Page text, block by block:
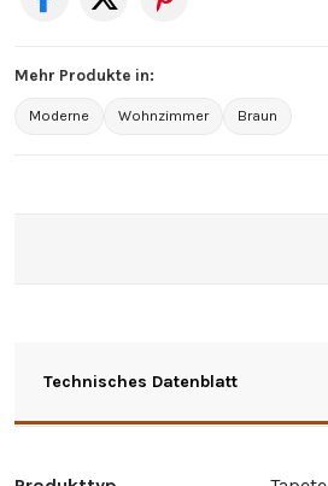
Mehr Produkte in:
Moderne Wohnzimmer Braun
Technisches Datenblatt